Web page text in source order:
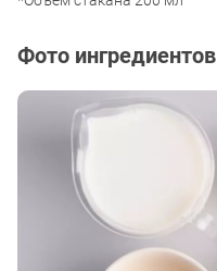
Фото ингредиентов